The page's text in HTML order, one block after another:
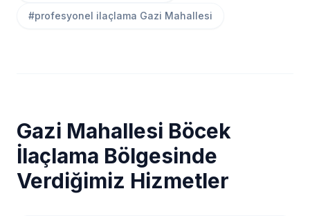
#profesyonel ilaçlama Gazi Mahallesi
Gazi Mahallesi Böcek
İlaçlama Bölgesinde
Verdiğimiz Hizmetler